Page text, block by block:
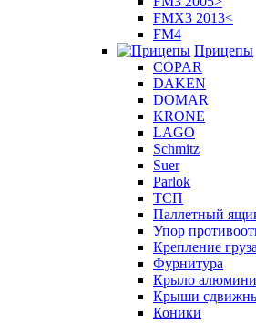
FMX3 2013<
FM4
Прицепы
COPAR
DAKEN
DOMAR
KRONE
LAGO
Schmitz
Suer
Parlok
ТСП
Паллетный
Упор
Крепление груза
Фурнитура
Крыло
Крыши
Коники